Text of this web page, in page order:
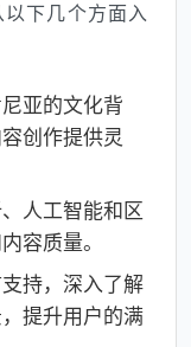
下几个方面入
亚的文化背
创作提供灵
人工智能和区
容质量。
持，深入了解
提升用户的满